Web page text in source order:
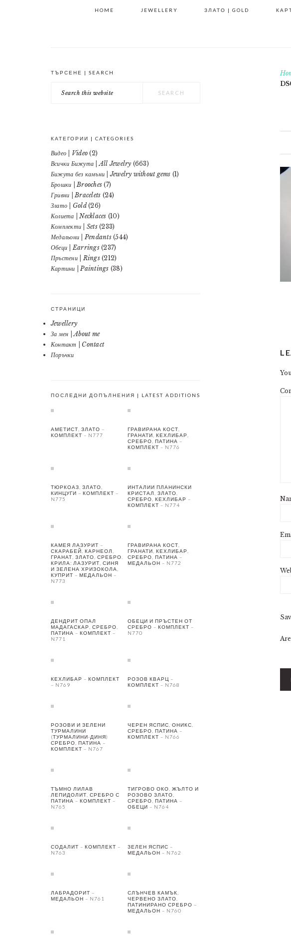
HOME JEWELLERY ЗЛАТО | GOLD
PRIMARY
SIDEBAR
ТЪРСЕНЕ | SEARCH
this
КАТЕГОРИИ | CATEGORIES
Видео | Video (2)
Всички Бижута | All Jewelry (663)
Бижута без камъни | Jewelry without gems (1)
Брошки | Brooches (7)
Гривни | Bracelets (24)
Злато | Gold(26)
Колиета | Necklaces (10)
Комплекти | Sets(233)
Медальони | Pendants(544)
Обеци | Earrings(237)
Пръстени | Rings(212)
Картини | Paintings (38)
СТРАНИЦИ
Jewellery
За мен | About me
Контакт | Contact
Поръчки
ПОСЛЕДНИ ДОПЪЛНЕНИЯ | LATEST ADDITIONS
АМЕТИСТ, ЗЛАТО –
КОМПЛЕКТ – N777
ГРАВИРАНА КОСТ,
ГРАНАТИ, КЕХЛИБАР,
СРЕБРО, ПАТИНА –
КОМПЛЕКТ – N776
ТЮРКОАЗ, ЗЛАТО,
КИНЦУГИ – КОМПЛЕКТ –
N775
ИНТАЛИИ ПЛАНИНСКИ
КРИСТАЛ, ЗЛАТО,
СРЕБРО, КЕХЛИБАР –
КОМПЛЕКТ – N774
КАМЕЯ ЛАЗУРИТ –
СКАРАБЕЙ, КАРНЕОЛ,
ГРАНАТ, ЗЛАТО, СРЕБРО.
КРИЛА: ЛАЗУРИТ, СИНЯ
И ЗЕЛЕНА ХРИЗОКОЛА,
КУПРИТ – МЕДАЛЬОН –
N773
ГРАВИРАНА КОСТ,
ГРАНАТИ, КЕХЛИБАР,
СРЕБРО, ПАТИНА –
МЕДАЛЬОН – N772
ДЕНДРИТ ОПАЛ
МАДАГАСКАР, СРЕБРО,
ПАТИНА – КОМПЛЕКТ –
N771
ОБЕЦИ И ПРЪСТЕН ОТ
СРЕБРО – КОМПЛЕКТ –
N770
КЕХЛИБАР – КОМПЛЕКТ
– N769
РОЗОВ КВАРЦ –
КОМПЛЕКТ – N768
РОЗОВИ И ЗЕЛЕНИ
ТУРМАЛИНИ
(ТУРМАЛИНИ-ДИНЯ)
СРЕБРО, ПАТИНА –
КОМПЛЕКТ – N767
ЧЕРЕН ЯСПИС, ОНИКС,
СРЕБРО, ПАТИНА –
КОМПЛЕКТ – N766
ТЪМНО ЛИЛАВ
ЛЕПИДОЛИТ, СРЕБРО С
ПАТИНА – КОМПЛЕКТ –
N765
ТИГРОВО ОКО, ЖЪЛТО И
РОЗОВО ЗЛАТО,
СРЕБРО, ПАТИНА –
ОБЕЦИ – N764
СОДАЛИТ – КОМПЛЕКТ –
N763
ЗЕЛЕН ЯСПИС –
МЕДАЛЬОН – N762
ЛАБРАДОРИТ –
МЕДАЛЬОН – N761
СЛЪНЧЕВ КАМЪК,
ЧЕРВЕНО ЗЛАТО,
ПАТИНИРАНО СРЕБРО –
МЕДАЛЬОН – N760